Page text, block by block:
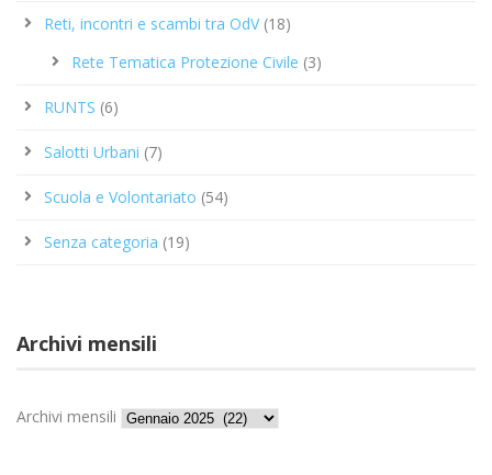
Reti, incontri e scambi tra OdV(18)
Rete Tematica Protezione Civile (3)
RUNTS (6)
Salotti Urbani (7)
Scuola e Volontariato (54)
Senza categoria (19)
Archivi mensili
Archivi mensili